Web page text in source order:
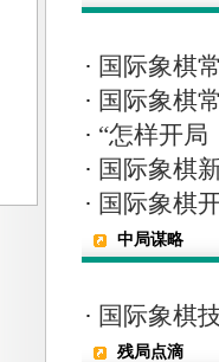
· 国际象棋
· 国际象棋
· “怎样开局
· 国际象棋
· 国际象棋
中局谋略
· 国际象棋
残局点滴